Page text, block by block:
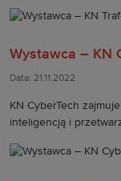
Wystawca – KN
Data: 21.11.2022
KN CyberTech
inteligencją i